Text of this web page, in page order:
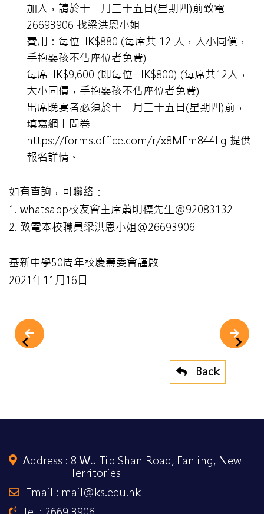
加入，請於十一月二十五日(星期四)前致電
26693906 找梁洪恩小姐
費用：每位HK$880 (每席共 12 人，大小同價，
手抱嬰孩不佔座位者免費)
每席HK$9,600 (即每位 HK$800) (每席共12人，
大小同價，手抱嬰孩不佔座位者免費)
出席晚宴者必須於十一月二十五日(星期四)前，
填寫網上問卷
https://forms.office.com/r/x8MFm844Lg 提供
報名詳情。
如有查詢，可聯絡：
1. whatsapp校友會主席蕭明標先生@92083132
2. 致電本校職員梁洪恩小姐@26693906
基新中學50周年校慶籌委會謹啟
2021年11月16日
Back
Address : 8 Wu Tip Shan Road, Fanling, New
Territories
Email : mail@ks.edu.hk